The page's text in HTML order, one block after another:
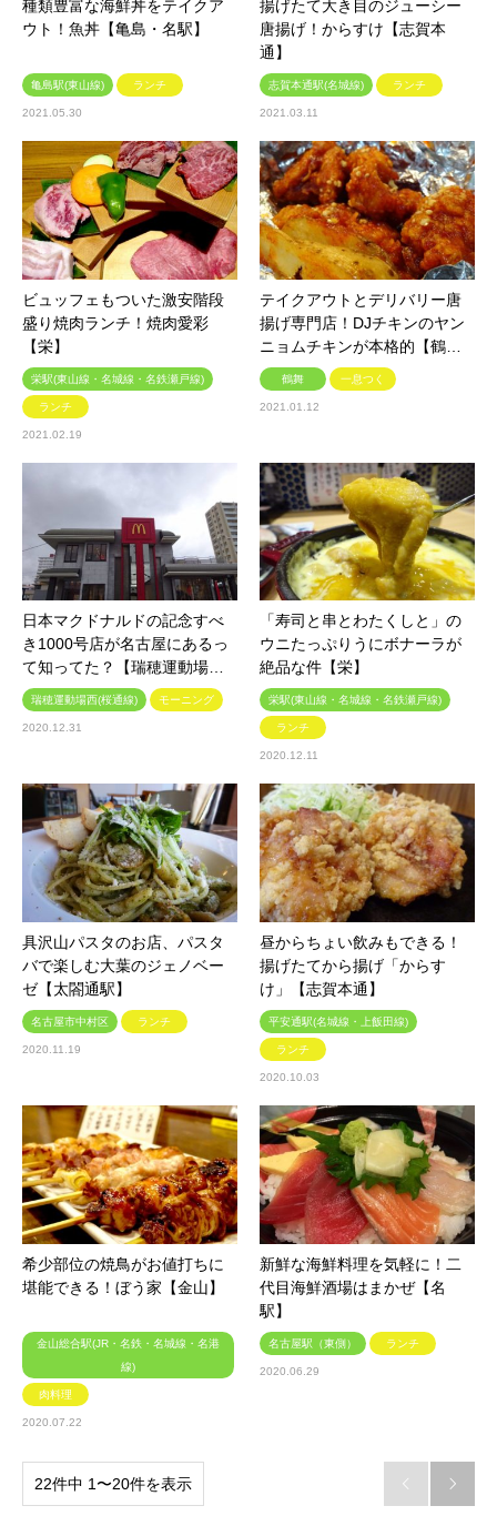
種類豊富な海鮮丼をテイクア
ウト！魚丼【亀島・名駅】
亀島駅(東山線) ランチ
2021.05.30
揚げたて大き目のジューシー
唐揚げ！からすけ【志賀本
通】
志賀本通駅(名城線) ランチ
2021.03.11
ビュッフェもついた激安階段
盛り焼肉ランチ！焼肉愛彩
【栄】
栄駅(東山線・名城線・名鉄瀬戸線)
ランチ
2021.02.19
テイクアウトとデリバリー唐
揚げ専門店！DJチキンのヤン
ニョムチキンが本格的【鶴…
鶴舞 一息つく
2021.01.12
日本マクドナルドの記念すべ
き1000号店が名古屋にあるっ
て知ってた？【瑞穂運動場…
瑞穂運動場西(桜通線) モーニング
2020.12.31
「寿司と串とわたくしと」の
ウニたっぷりうにボナーラが
絶品な件【栄】
栄駅(東山線・名城線・名鉄瀬戸線)
ランチ
2020.12.11
具沢山パスタのお店、パスタ
バで楽しむ大葉のジェノベー
ゼ【太閤通駅】
名古屋市中村区 ランチ
2020.11.19
昼からちょい飲みもできる！
揚げたてから揚げ「からす
け」【志賀本通】
平安通駅(名城線・上飯田線)
ランチ
2020.10.03
希少部位の焼鳥がお値打ちに
堪能できる！ぼう家【金山】
金山総合駅(JR・名鉄・名城線・名港
線)
肉料理
2020.07.22
新鮮な海鮮料理を気軽に！二
代目海鮮酒場はまかぜ【名
駅】
名古屋駅（東側） ランチ
2020.06.29
22件中 1〜20件を表示  